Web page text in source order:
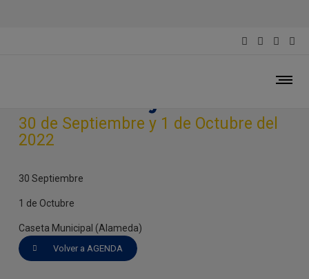
30 de Septiembre y 1 de Octubre del
2022
30 Septiembre
1 de Octubre
Caseta Municipal (Alameda)
Volver a AGENDA